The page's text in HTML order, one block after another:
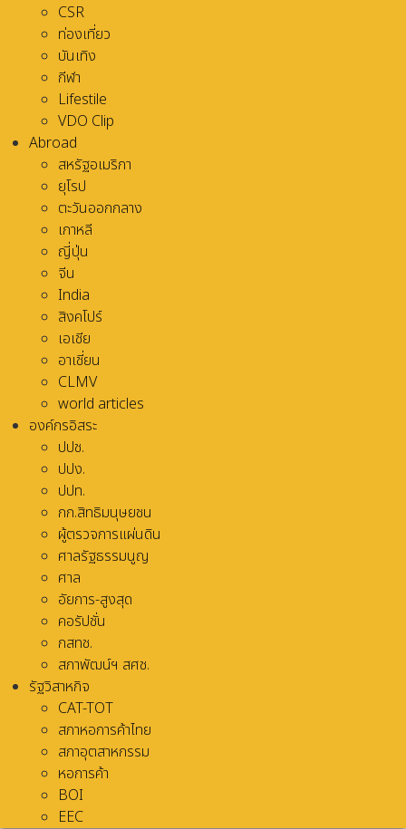
CSR
ท่องเที่ยว
บันเทิง
กีฬา
Lifestile
VDO Clip
Abroad
สหรัฐอเมริกา
ยุโรป
ตะวันออกกลาง
เกาหลี
ญี่ปุ่น
จีน
India
สิงคโปร์
เอเชีย
อาเชี่ยน
CLMV
world articles
องค์กรอิสระ
ปปช.
ปปง.
ปปท.
กก.สิทธิมนุษยชน
ผู้ตรวจการแผ่นดิน
ศาลรัฐธรรมนูญ
ศาล
อัยการ-สูงสุด
คอรัปชั่น
กสทช.
สภาพัฒน์ฯ สศช.
รัฐวิสาหกิจ
CAT-TOT
สภาหอการค้าไทย
สภาอุตสาหกรรม
หอการค้า
BOI
EEC